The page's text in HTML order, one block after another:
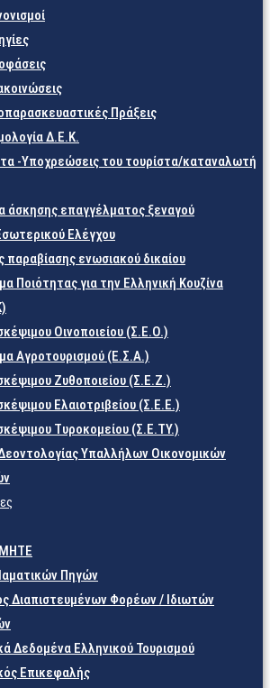
Πράξεις
Δ.Ε.Κ.
-Υποχρεώσεις του τουρίστα/καταναλωτή
άσκησης επαγγέλματος ξεναγού
Ελέγχου
ενωσιακού δικαίου
Ποιότητας για την Ελληνική Κουζίνα
Οινοποιείου (Σ.Ε.Ο.)
Αγροτουρισμού (Ε.Σ.Α.)
Ζυθοποιείου (Σ.Ε.Ζ.)
Ελαιοτριβείου (Σ.Ε.Ε.)
Τυροκομείου (Σ.Ε.TY.)
Υπαλλήλων Οικονομικών
ΜΗΤΕ
Πηγών
Διαπιστευμένων Φορέων / Ιδιωτών
Δεδομένα Ελληνικού Τουρισμού
Επικεφαλής